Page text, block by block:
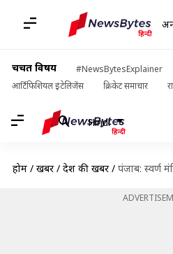
चर्चित विषय #NewsBytesExplainer
आर्टिफिशियल इंटेलिजेंस
क्रिकेट समाचार
Hindi
होम / खबरें / देश की खबरें / पंजाब: स्वर्ण मंदिर पर